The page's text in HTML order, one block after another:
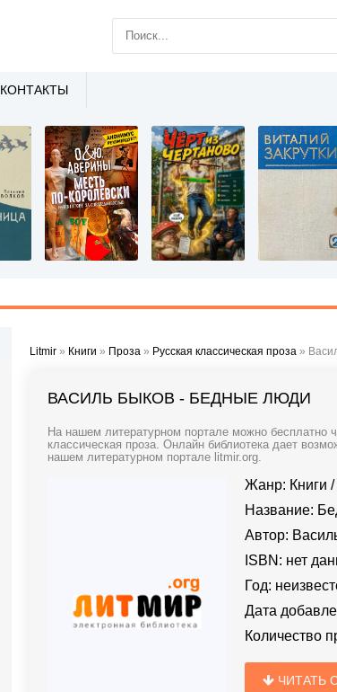
Litmir » Книги » Проза » Русская классическая проза »
ВАСИЛЬ БЫКОВ - БЕДНЫЕ ЛЮДИ
На нашем литературном портале можно
классическая проза. Онлайн библиотека дает
нашем литературном портале litmir.org.
Жанр: Книги /
Название:
Автор:
ISBN: нет
Год:
Дата
Количество
ЧИТАТЬ
КОНТАКТЫ